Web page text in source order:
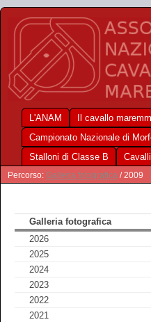
L'ANAM Il cavallo
Campionato Nazionale di
Stalloni di Classe B
Percorso: Galleria fotografica / 2009
Galleria fotografica
2026
2025
2024
2023
2022
2021